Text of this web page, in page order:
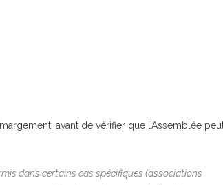
avant de vérifier que l’Assemblée
dans certains cas spécifiques (associations